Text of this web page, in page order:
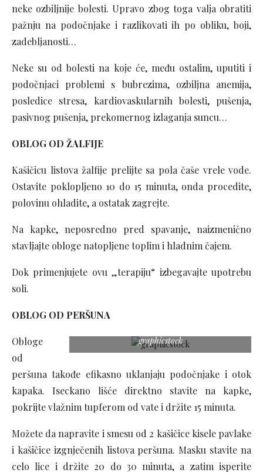
neke ozbiljnije bolesti. Upravo zbog toga valja obratiti
pažnju na podočnjake i razlikovati ih po obliku, boji,
zadebljanosti…
Neke su od bolesti na koje će, među ostalim, uputiti i
podočnjaci problemi s bubrezima, ozbiljna anemija,
posledice stresa, kardiovaskularnih bolesti, pušenja,
pasivnog pušenja, prekomernog izlaganja suncu…
OBLOG OD ŽALFIJE
Kašičicu listova žalfije prelijte sa pola čaše vrele vode.
Ostavite poklopljeno 10 do 15 minuta, onda procedite,
polovinu ohladite, a ostatak zagrejte.
Na kapke, neposredno pred spavanje, naizmenično
stavljajte obloge natopljene toplim i hladnim čajem.
Dok primenjujete ovu „terapiju“ izbegavajte upotrebu
soli.
OBLOG OD PERŠUNA
graphicstock
Obloge
od
peršuna takođe efikasno uklanjaju podočnjake i otok
kapaka. Iseckano lišće direktno stavite na kapke,
pokrijte vlažnim tupferom od vate i držite 15 minuta.
Možete da napravite i smesu od 2 kašičice kisele pavlake
i kašičice izgnječenih listova peršuna. Masku stavite na
celo lice i držite 20 do 30 minuta, a zatim isperite